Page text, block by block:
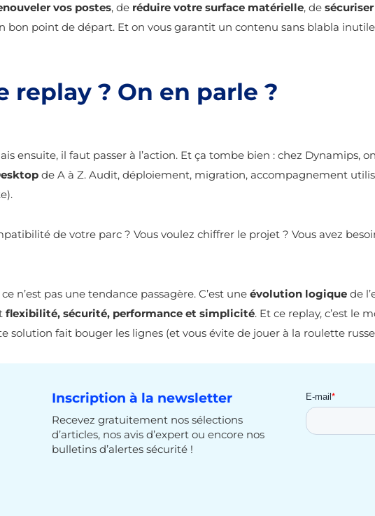
vos postes, de réduire votre surface matérielle, de
bon point de départ. Et on vous garantit un contenu sans blabla
replay ? On en parle ?
ensuite, il faut passer à l’action. Et ça tombe bien : chez Dynamips, on
de A à Z. Audit, déploiement, migration, accompagnement
de votre parc ? Vous voulez chiffrer le projet ? Vous avez
n’est pas une tendance passagère. C’est une évolution logique de
flexibilité, sécurité, performance et simplicité. Et ce replay, c’est le
solution fait bouger les lignes (et vous évite de jouer à la roulette
Inscription à la newsletter
Recevez gratuitement nos sélections
d’articles, nos avis d’expert ou encore nos
bulletins d’alertes sécurité !